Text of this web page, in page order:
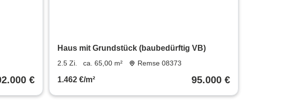
€
Haus mit Grundstück (baubedürftig VB)
2.5 Zi. ca. 65,00 m² Remse 08373
1.462 €/m² 95.000 €